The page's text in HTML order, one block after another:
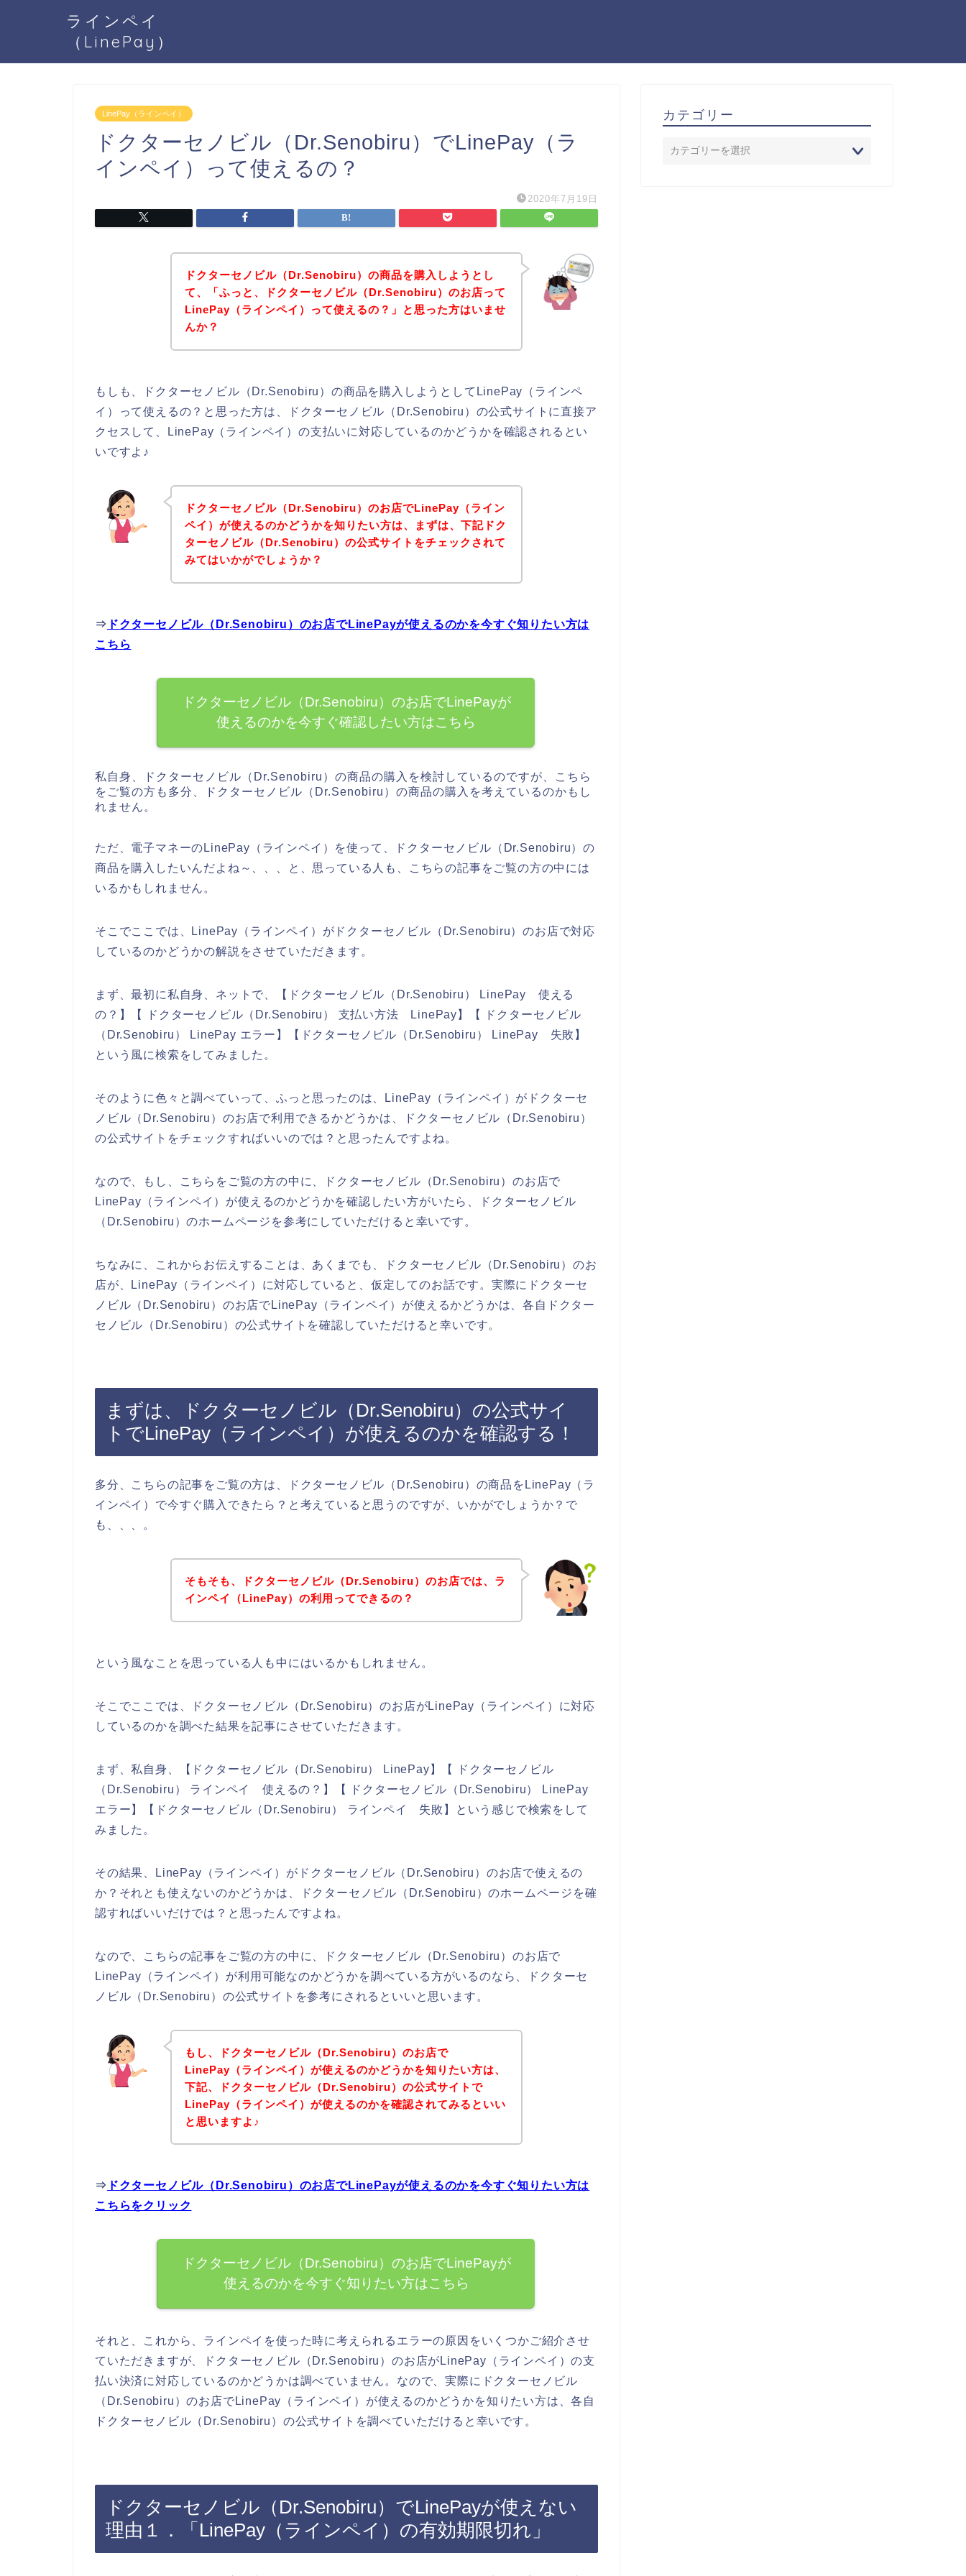
ラインペイ
（LinePay）
LinePay（ラインペイ）
ドクターセノビル（Dr.Senobiru）でLinePay（ラ
インペイ）って使えるの？
2020年7月19日
ドクターセノビル（Dr.Senobiru）の商品を購入しようとし
て、「ふっと、ドクターセノビル（Dr.Senobiru）のお店って
LinePay（ラインペイ）って使えるの？」と思った方はいませ
んか？
もしも、ドクターセノビル（Dr.Senobiru）の商品を購入しようとしてLinePay（ラインペ
イ）って使えるの？と思った方は、ドクターセノビル（Dr.Senobiru）の公式サイトに直接ア
クセスして、LinePay（ラインペイ）の支払いに対応しているのかどうかを確認されるとい
いですよ♪
ドクターセノビル（Dr.Senobiru）のお店でLinePay（ライン
ペイ）が使えるのかどうかを知りたい方は、まずは、下記ドク
ターセノビル（Dr.Senobiru）の公式サイトをチェックされて
みてはいかがでしょうか？
⇒ ドクターセノビル（Dr.Senobiru）のお店でLinePayが使えるのかを今すぐ知りたい方は
こちら
ドクターセノビル（Dr.Senobiru）のお店でLinePayが
使えるのかを今すぐ確認したい方はこちら
私自身、ドクターセノビル（Dr.Senobiru）の商品の購入を検討しているのですが、こちら
をご覧の方も多分、ドクターセノビル（Dr.Senobiru）の商品の購入を考えているのかもし
れません。
ただ、電子マネーのLinePay（ラインペイ）を使って、ドクターセノビル（Dr.Senobiru）の
商品を購入したいんだよね～、、、と、思っている人も、こちらの記事をご覧の方の中には
いるかもしれません。
そこでここでは、LinePay（ラインペイ）がドクターセノビル（Dr.Senobiru）のお店で対応
しているのかどうかの解説をさせていただきます。
まず、最初に私自身、ネットで、【ドクターセノビル（Dr.Senobiru） LinePay 使える
の？】【 ドクターセノビル（Dr.Senobiru） 支払い方法 LinePay】【 ドクターセノビル
（Dr.Senobiru） LinePay エラー】【ドクターセノビル（Dr.Senobiru） LinePay 失敗】
という風に検索をしてみました。
そのように色々と調べていって、ふっと思ったのは、LinePay（ラインペイ）がドクターセ
ノビル（Dr.Senobiru）のお店で利用できるかどうかは、ドクターセノビル（Dr.Senobiru）
の公式サイトをチェックすればいいのでは？と思ったんですよね。
なので、もし、こちらをご覧の方の中に、ドクターセノビル（Dr.Senobiru）のお店で
LinePay（ラインペイ）が使えるのかどうかを確認したい方がいたら、ドクターセノビル
（Dr.Senobiru）のホームページを参考にしていただけると幸いです。
ちなみに、これからお伝えすることは、あくまでも、ドクターセノビル（Dr.Senobiru）のお
店が、LinePay（ラインペイ）に対応していると、仮定してのお話です。実際にドクターセ
ノビル（Dr.Senobiru）のお店でLinePay（ラインペイ）が使えるかどうかは、各自ドクター
セノビル（Dr.Senobiru）の公式サイトを確認していただけると幸いです。
まずは、ドクターセノビル（Dr.Senobiru）の公式サイ
トでLinePay（ラインペイ）が使えるのかを確認する！
多分、こちらの記事をご覧の方は、ドクターセノビル（Dr.Senobiru）の商品をLinePay（ラ
インペイ）で今すぐ購入できたら？と考えていると思うのですが、いかがでしょうか？で
も、、、。
そもそも、ドクターセノビル（Dr.Senobiru）のお店では、ラ
インペイ（LinePay）の利用ってできるの？
という風なことを思っている人も中にはいるかもしれません。
そこでここでは、ドクターセノビル（Dr.Senobiru）のお店がLinePay（ラインペイ）に対応
しているのかを調べた結果を記事にさせていただきます。
まず、私自身、【ドクターセノビル（Dr.Senobiru） LinePay】【 ドクターセノビル
（Dr.Senobiru） ラインペイ 使えるの？】【 ドクターセノビル（Dr.Senobiru） LinePay
エラー】【ドクターセノビル（Dr.Senobiru） ラインペイ 失敗】という感じで検索をして
みました。
その結果、LinePay（ラインペイ）がドクターセノビル（Dr.Senobiru）のお店で使えるの
か？それとも使えないのかどうかは、ドクターセノビル（Dr.Senobiru）のホームページを確
認すればいいだけでは？と思ったんですよね。
なので、こちらの記事をご覧の方の中に、ドクターセノビル（Dr.Senobiru）のお店で
LinePay（ラインペイ）が利用可能なのかどうかを調べている方がいるのなら、ドクターセ
ノビル（Dr.Senobiru）の公式サイトを参考にされるといいと思います。
もし、ドクターセノビル（Dr.Senobiru）のお店で
LinePay（ラインペイ）が使えるのかどうかを知りたい方は、
下記、ドクターセノビル（Dr.Senobiru）の公式サイトで
LinePay（ラインペイ）が使えるのかを確認されてみるといい
と思いますよ♪
⇒ ドクターセノビル（Dr.Senobiru）のお店でLinePayが使えるのかを今すぐ知りたい方は
こちらをクリック
ドクターセノビル（Dr.Senobiru）のお店でLinePayが
使えるのかを今すぐ知りたい方はこちら
それと、これから、ラインペイを使った時に考えられるエラーの原因をいくつかご紹介させ
ていただきますが、ドクターセノビル（Dr.Senobiru）のお店がLinePay（ラインペイ）の支
払い決済に対応しているのかどうかは調べていません。なので、実際にドクターセノビル
（Dr.Senobiru）のお店でLinePay（ラインペイ）が使えるのかどうかを知りたい方は、各自
ドクターセノビル（Dr.Senobiru）の公式サイトを調べていただけると幸いです。
ドクターセノビル（Dr.Senobiru）でLinePayが使えない
理由１．「LinePay（ラインペイ）の有効期限切れ」
カテゴリー